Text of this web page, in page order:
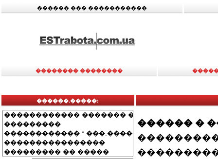
������ ��� �����������
�������� ��������
������.�����:
������ �